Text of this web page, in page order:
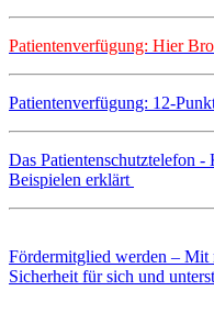
Patientenverfügung: Hier
Patientenverfügung: 12-
Das Patientenschutztelefon
Beispielen erklärt
Fördermitglied werden – Mit
Sicherheit für sich und